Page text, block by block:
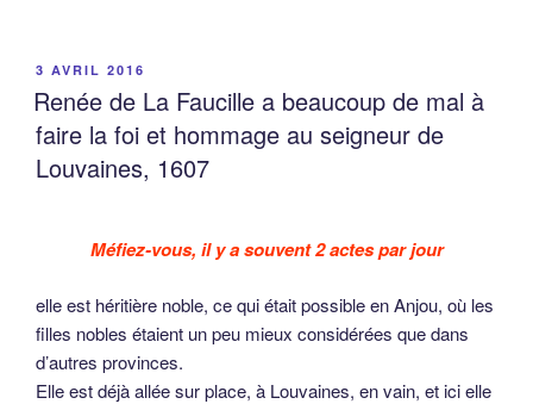
PUBLIÉ
LE
3 AVRIL 2016
Renée de La Faucille a beaucoup de mal à
faire la foi et hommage au seigneur de
Louvaines, 1607
Méfiez-vous, il y a souvent 2 actes par jour
elle est héritière noble, ce qui était possible en Anjou, où les
filles nobles étaient un peu mieux considérées que dans
d’autres provinces.
Elle est déjà allée sur place, à Louvaines, en vain, et ici elle